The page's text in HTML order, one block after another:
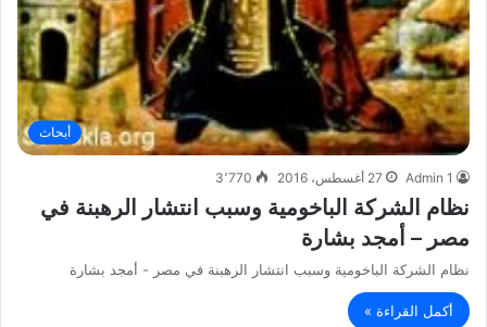
أبحاث
Admin 1 27 أغسطس، 2016 3٬770
نظام الشركة الباخومية وسبب انتشار الرهبنة في
مصر – أمجد بشارة
نظام الشركة الباخومية وسبب انتشار الرهبنة في مصر - أمجد بشارة
أكمل القراءة »